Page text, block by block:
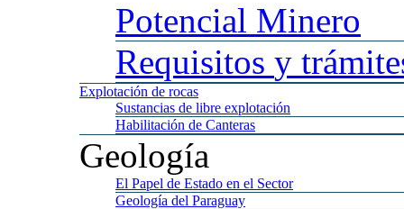
Potencial Minero
Requisitos y
Explotación de rocas
Sustancias de libre explotación
Habilitación de Canteras
Geología
El Papel de Estado en el Sector
Geología del Paraguay